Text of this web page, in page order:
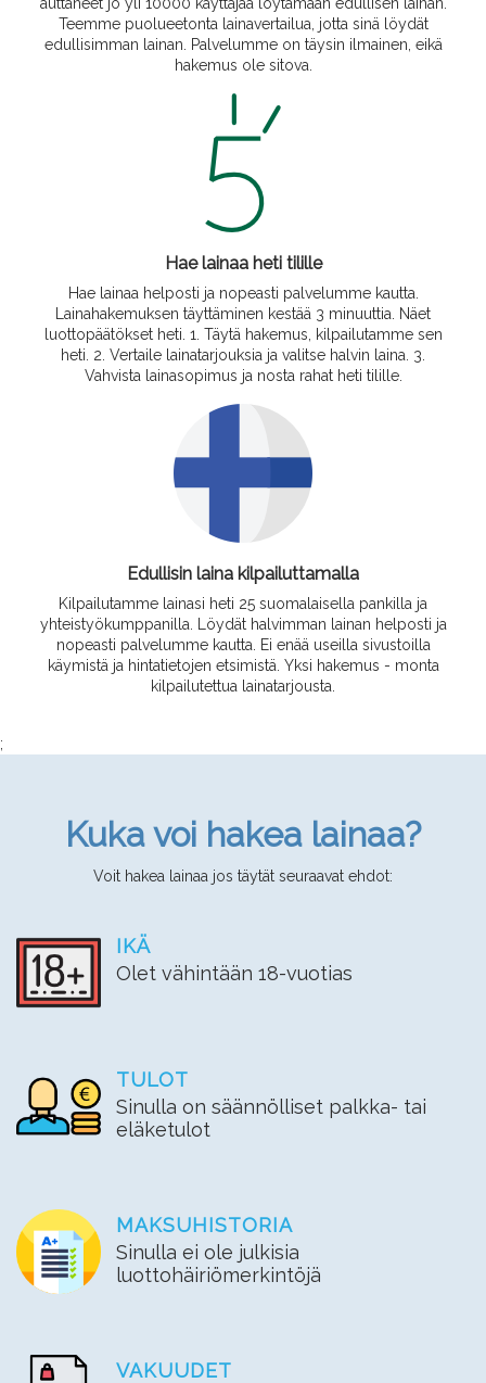
Teemme puolueetonta lainavertailua, jotta sinä löydät
edullisimman lainan. Palvelumme on täysin ilmainen, eikä
hakemus ole sitova.
Hae lainaa heti tilille
Hae lainaa helposti ja nopeasti palvelumme kautta.
Lainahakemuksen täyttäminen kestää 3 minuuttia. Näet
luottopäätökset heti. 1. Täytä hakemus, kilpailutamme sen
heti. 2. Vertaile lainatarjouksia ja valitse halvin laina. 3.
Vahvista lainasopimus ja nosta rahat heti tilille.
Edullisin laina kilpailuttamalla
Kilpailutamme lainasi heti 25 suomalaisella pankilla ja
yhteistyökumppanilla. Löydät halvimman lainan helposti ja
nopeasti palvelumme kautta. Ei enää useilla sivustoilla
käymistä ja hintatietojen etsimistä. Yksi hakemus - monta
kilpailutettua lainatarjousta.
;
Kuka voi hakea lainaa?
Voit hakea lainaa jos täytät seuraavat ehdot:
IKÄ
Olet vähintään 18-vuotias
TULOT
Sinulla on säännölliset palkka- tai
eläketulot
MAKSUHISTORIA
Sinulla ei ole julkisia
luottohäiriömerkintöjä
VAKUUDET